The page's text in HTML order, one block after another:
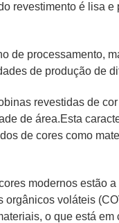
revestimento é lisa
de processamento,
de produção de
revestidas de
de área.Esta
de cores como
modernos
voláteis
o que está